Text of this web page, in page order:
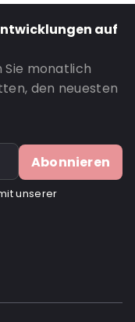
auf
monatlich
den neuesten
Abonnieren
unserer